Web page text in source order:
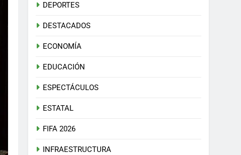
DEPORTES
DESTACADOS
ECONOMÍA
EDUCACIÓN
ESPECTÁCULOS
ESTATAL
FIFA 2026
INFRAESTRUCTURA